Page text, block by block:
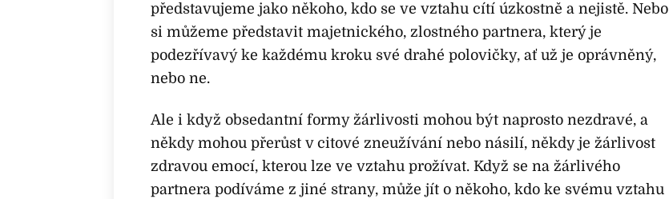
představujeme jako někoho, kdo se ve vztahu cítí úzkostně a nejistě. Nebo
si můžeme představit majetnického, zlostného partnera, který je
podezřívavý ke každému kroku své drahé polovičky, ať už je oprávněný,
nebo ne.
Ale i když obsedantní formy žárlivosti mohou být naprosto nezdravé, a
někdy mohou přerůst v citové zneužívání nebo násilí, někdy je žárlivost
zdravou emocí, kterou lze ve vztahu prožívat. Když se na žárlivého
partnera podíváme z jiné strany, může jít o někoho, kdo ke svému vztahu